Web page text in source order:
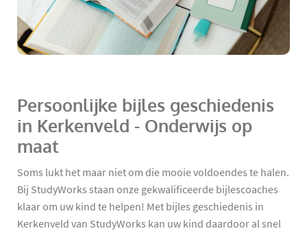
Persoonlijke bijles geschiedenis
in Kerkenveld - Onderwijs op
maat
Soms lukt het maar niet om die mooie voldoendes te halen.
Bij StudyWorks staan onze gekwalificeerde bijlescoaches
klaar om uw kind te helpen! Met bijles geschiedenis in
Kerkenveld van StudyWorks kan uw kind daardoor al snel